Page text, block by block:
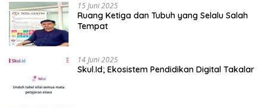
15 Juni 2025
Ruang Ketiga dan Tubuh yang Selalu Salah
Tempat
14 Juni 2025
Skul.Id; Ekosistem Pendidikan Digital Takalar